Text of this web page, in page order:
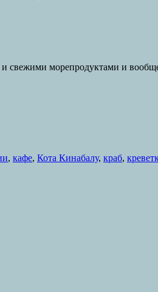
морепродуктами и
, кафе, Кота Кинабалу, краб,